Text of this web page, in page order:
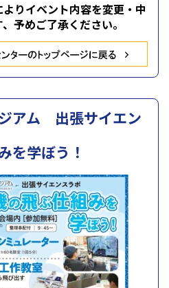
りイベント内容を変更・中
予めご了承ください。
アム 出張サイエン
を学ぼう！